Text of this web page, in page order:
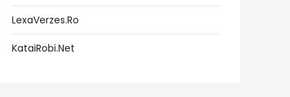
LexaVerzes.ro
KataiRobi.net